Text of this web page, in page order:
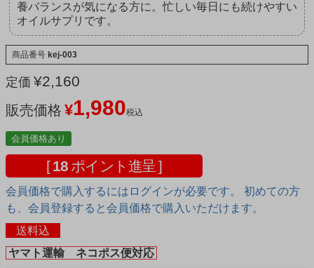
養バランスが気になる方に。忙しい毎日にも続けやすい
オイルサプリです。
商品番号 kej-003
定価 ¥2,160
販売価格 ¥1,980税込
会員価格あり
[ 18 ポイント進呈 ]
会員価格で購入するにはログインが必要です。 初めての方
も、会員登録すると会員価格で購入いただけます。
送料込
ヤマト運輸 ネコポス便対応